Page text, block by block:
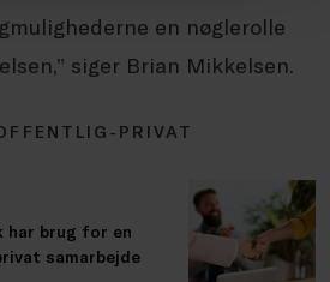
en nøglerolle
siger Brian Mikkelsen.
PRIVAT
har brug for en
samarbejde